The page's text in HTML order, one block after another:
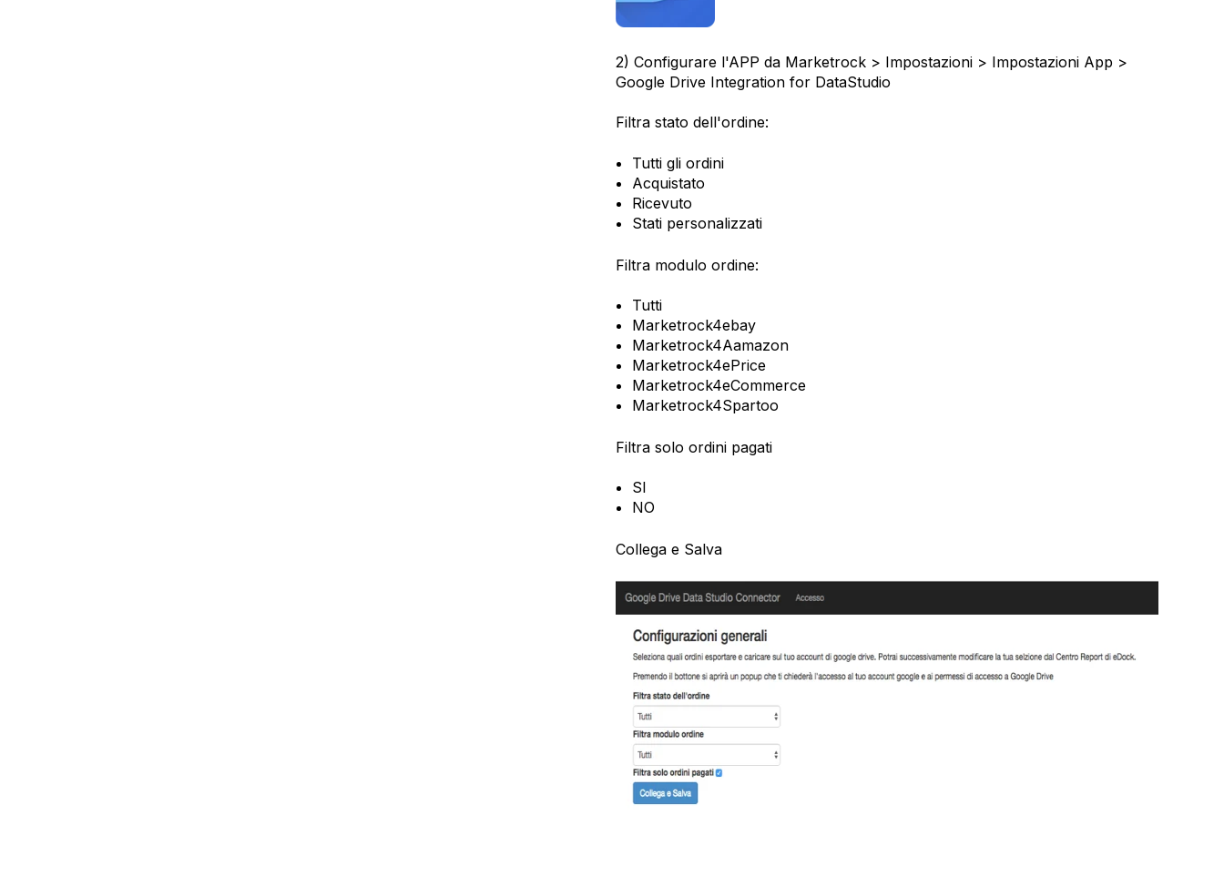
2) Configurare l'APP da Marketrock > Impostazioni > Impostazioni App >
Google Drive Integration for DataStudio
Filtra stato dell'ordine:
Tutti gli ordini
Acquistato
Ricevuto
Stati personalizzati
Filtra modulo ordine:
Tutti
Marketrock4ebay
Marketrock4Aamazon
Marketrock4ePrice
Marketrock4eCommerce
Marketrock4Spartoo
Filtra solo ordini pagati
SI
NO
Collega e Salva